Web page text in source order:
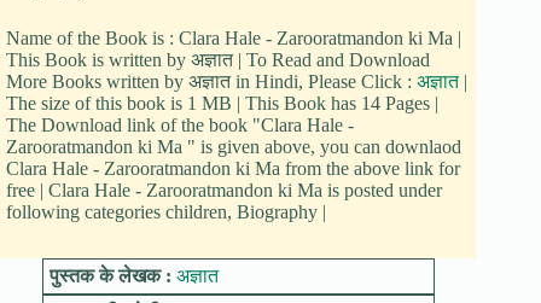
Name of the Book is : Clara Hale - Zarooratmandon ki Ma |
This Book is written by अज्ञात | To Read and Download
More Books written by अज्ञात in Hindi, Please Click : अज्ञात|
The size of this book is 1 MB | This Book has 14 Pages |
The Download link of the book "Clara Hale -
Zarooratmandon ki Ma " is given above, you can downlaod
Clara Hale - Zarooratmandon ki Ma from the above link for
free | Clara Hale - Zarooratmandon ki Ma is posted under
following categories children, Biography |
पुस्तक के लेखक : अज्ञात